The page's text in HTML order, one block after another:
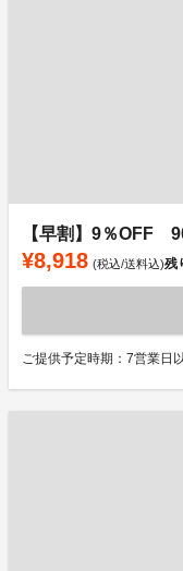
【早割】9％OFF
¥8,918 (税込/送料込)残
ご提供予定時期：7営業日